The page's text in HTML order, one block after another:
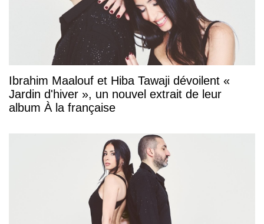
Ibrahim Maalouf et Hiba Tawaji dévoilent «
Jardin d'hiver », un nouvel extrait de leur
album À la française